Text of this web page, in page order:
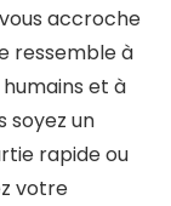
accroche
ressemble à
et à
soyez un
rapide ou
votre